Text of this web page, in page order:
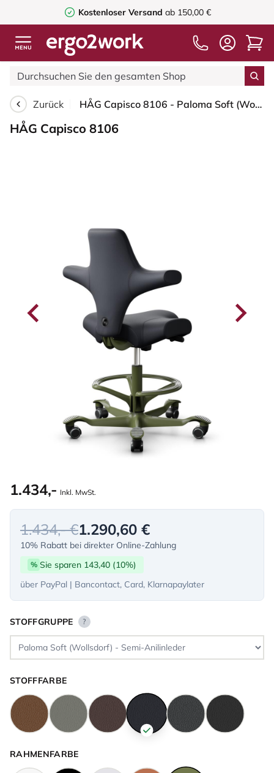
Kostenloser Versand ab 150,00 €
Zurück HÅG Capisco 8106 - Paloma Soft (Wollsdorf) - Semi-Anilinleder - ATG55185 - Charcoal - Moss Grey - 265 mm (Sitzhöhe 53-79cm) - Harte Rollen für weiche Böden
HÅG Capisco 8106
1.434,- Inkl. MwSt.
1.434,- €1.290,60 €
10% Rabatt bei direkter Online-Zahlung
% Sie sparen 143,40 (10%)
über PayPal | Bancontact, Card, Klarnapaylater
STOFFGRUPPE ?
STOFFFARBE
RAHMENFARBE